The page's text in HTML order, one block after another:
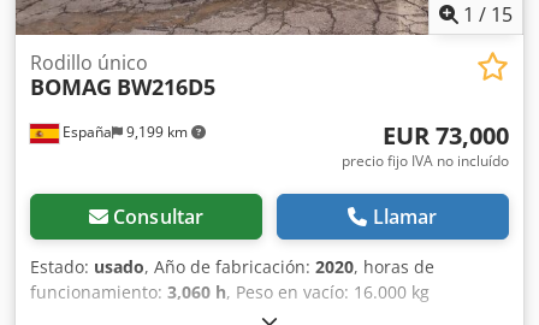
1 / 15
España 9,199 km
Rodillo único
BOMAG BW216D5
EUR 73,000
precio fijo IVA no incluído
Consultar Llamar
Estado: usado, Año de fabricación: 2020, horas de
funcionamiento: 3,060 h, Peso en vacío: 16.000 kg
Dimensiones (lxanxal): 622 x 230 x 299 cm Tipo de motor: